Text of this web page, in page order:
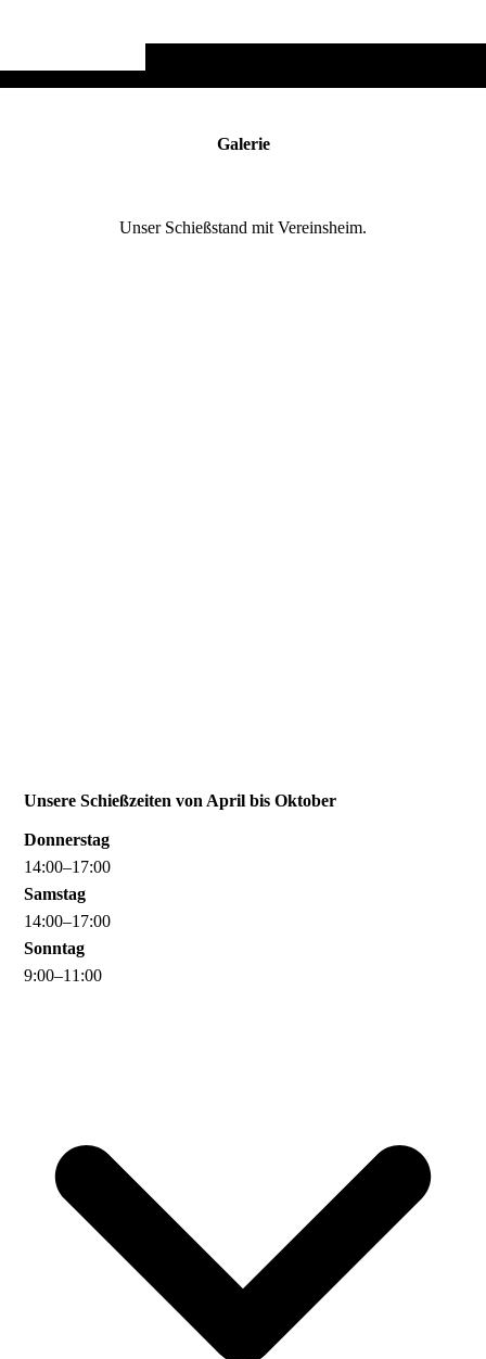
Galerie
Unser Schießstand mit Vereinsheim.
Unsere Schießzeiten von April bis Oktober
Donnerstag
14:00–17:00
Samstag
14:00–17:00
Sonntag
9:00–11:00